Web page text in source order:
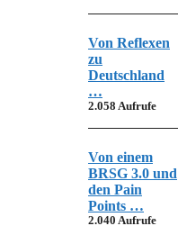
Von Reflexen
zu
Deutschland
…
2.058 Aufrufe
Von einem
BRSG 3.0 und
den Pain
Points …
2.040 Aufrufe